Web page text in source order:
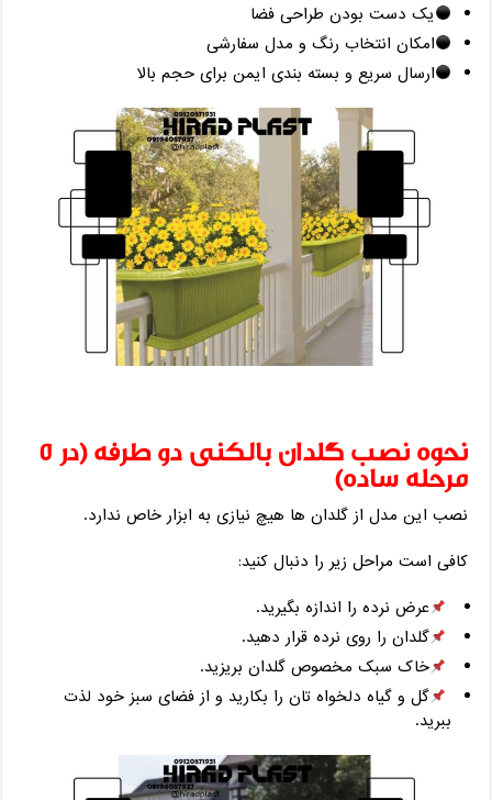
یک‌ دست بودن طراحی فضا
امکان انتخاب رنگ و مدل سفارشی
ارسال سریع و بسته ‌بندی ایمن برای حجم بالا
نحوه نصب گلدان بالکنی دو طرفه (در ۵
مرحله ساده)
نصب این مدل از گلدان ‌ها هیچ نیازی به ابزار خاص ندارد.
کافی است مراحل زیر را دنبال کنید:
عرض نرده را اندازه بگیرید.
گلدان را روی نرده قرار دهید.
خاک سبک مخصوص گلدان بریزید.
گل و گیاه دلخواه‌ تان را بکارید و از فضای سبز خود لذت
ببرید.